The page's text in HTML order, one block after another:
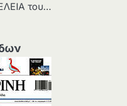
του…